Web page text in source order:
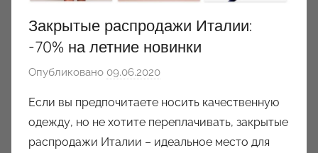
Закрытые распродажи Италии:
-70% на летние новинки
Опубликовано 09.06.2020
т
о
р
Если вы предпочитаете носить качественную
одежду, но не хотите переплачивать, закрытые
распродажи Италии – идеальное место для